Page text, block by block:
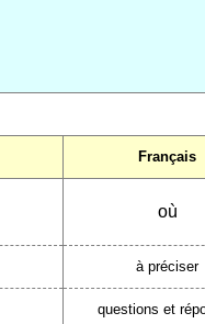
Français
où
à préciser
questions et